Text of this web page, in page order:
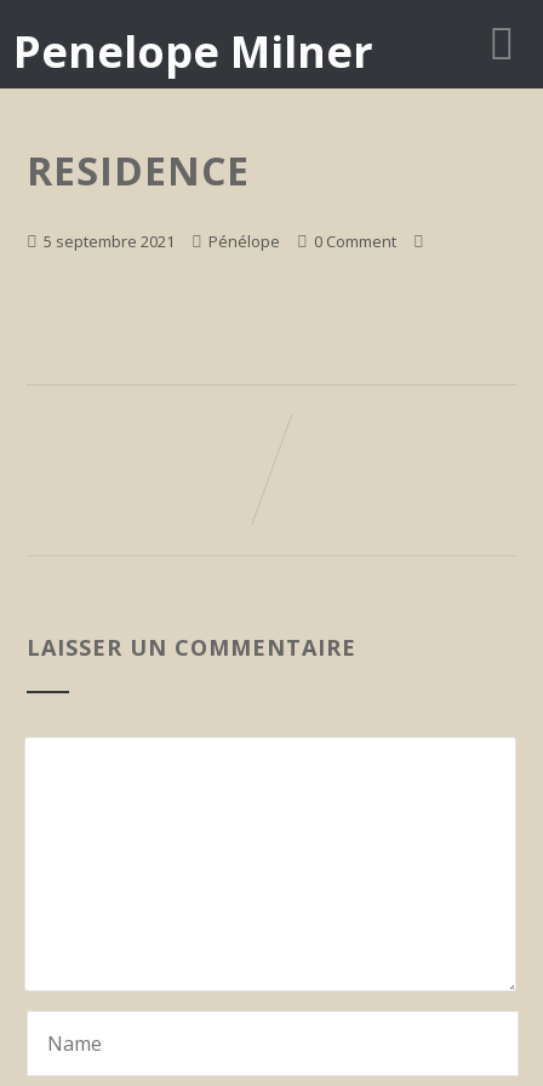
Penelope Milner
RESIDENCE
5 septembre 2021 Pénélope 0 Comment
LAISSER UN COMMENTAIRE